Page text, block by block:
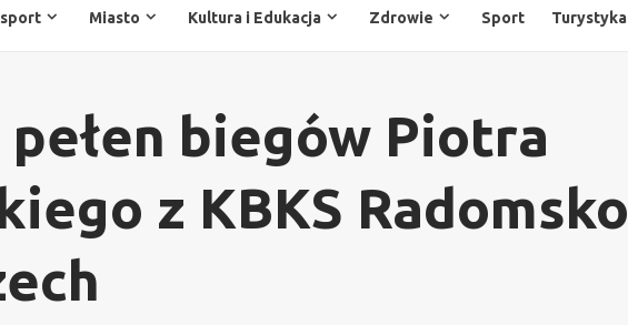
Miasto Kultura i Edukacja Zdrowie Sport Turystyka
biegów Piotra
z KBKS Radomsko